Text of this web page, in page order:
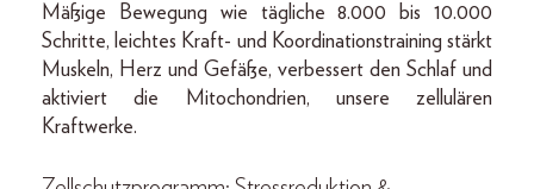
Mäßige Bewegung wie tägliche 8.000 bis 10.000
Schritte, leichtes Kraft- und Koordinationstraining stärkt
Muskeln, Herz und Gefäße, verbessert den Schlaf und
aktiviert die Mitochondrien, unsere zellulären
Kraftwerke.